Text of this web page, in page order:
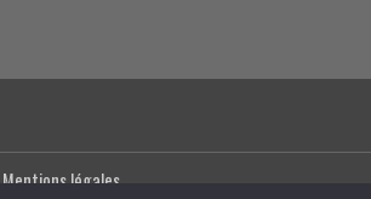
Mentions légales